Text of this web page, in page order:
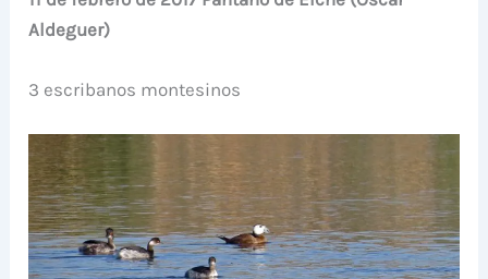
Aldeguer)
3 escribanos montesinos